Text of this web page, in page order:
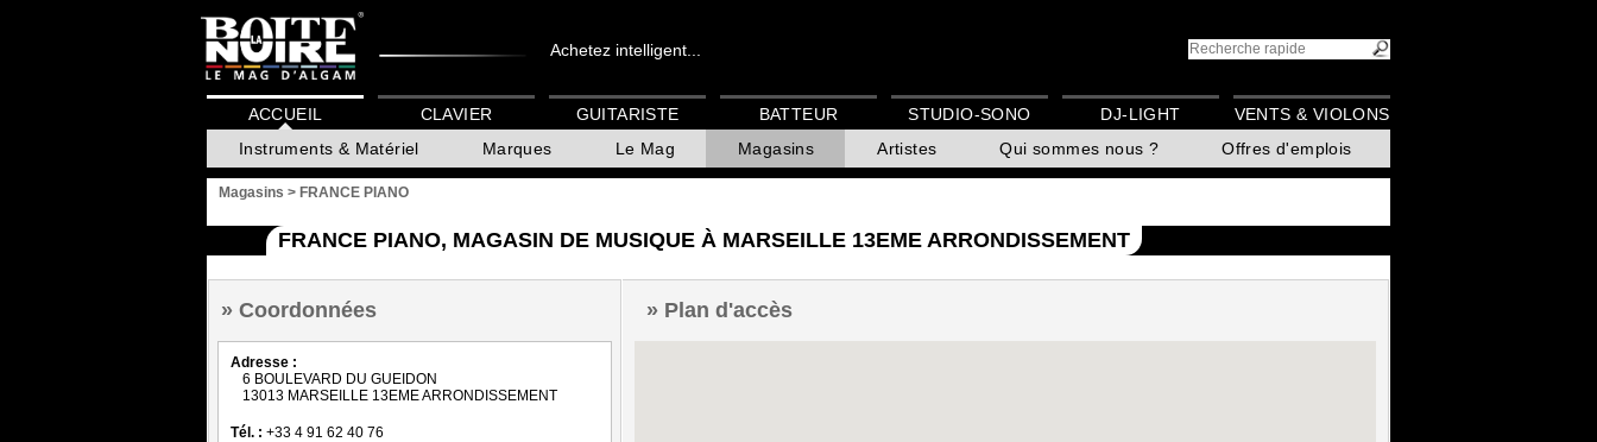
Achetez intelligent...
ACCUEIL
Instruments & Matériel
Marques Le Mag Magasins Artistes Qui sommes nous ? Offres d'emplois
CLAVIER GUITARISTE BATTEUR STUDIO-SONO DJ-LIGHT VENTS & VIOLONS
Magasins > FRANCE PIANO
FRANCE PIANO, MAGASIN DE MUSIQUE À MARSEILLE 13EME ARRONDISSEMENT
Coordonnées
Adresse :
6 BOULEVARD DU GUEIDON
13013 MARSEILLE 13EME ARRONDISSEMENT
Tél. : +33 4 91 62 40 76
Plan d'accès